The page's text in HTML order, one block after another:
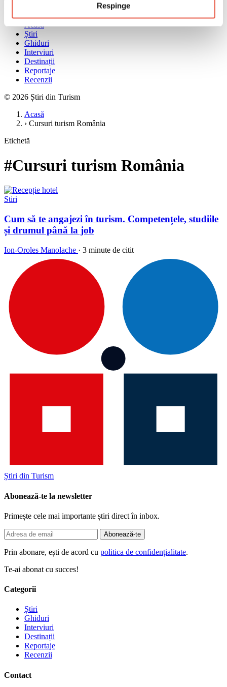
Respinge
Acasă
Știri
Ghiduri
Interviuri
Destinații
Reportaje
Recenzii
© 2026 Știri din Turism
Acasă
› Cursuri turism România
Etichetă
#Cursuri turism România
Stiri
Cum să te angajezi în turism. Competențele, studiile
și drumul până la job
Ion-Oroles Manolache · 3 minute de citit
Știri din Turism
Abonează-te la newsletter
Primește cele mai importante știri direct în inbox.
Abonează-te
Prin abonare, ești de acord cu politica de confidențialitate.
Te-ai abonat cu succes!
Categorii
Știri
Ghiduri
Interviuri
Destinații
Reportaje
Recenzii
Contact